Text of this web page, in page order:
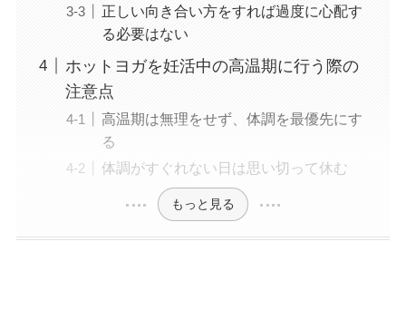
正しい向き合い方をすれば過度に心配す
る必要はない
ホットヨガを妊活中の高温期に行う際の
注意点
高温期は無理をせず、体調を最優先にす
る
体調がすぐれない日は思い切って休む
もっと見る